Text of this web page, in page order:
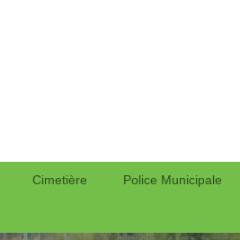
Cimetière Police Municipale